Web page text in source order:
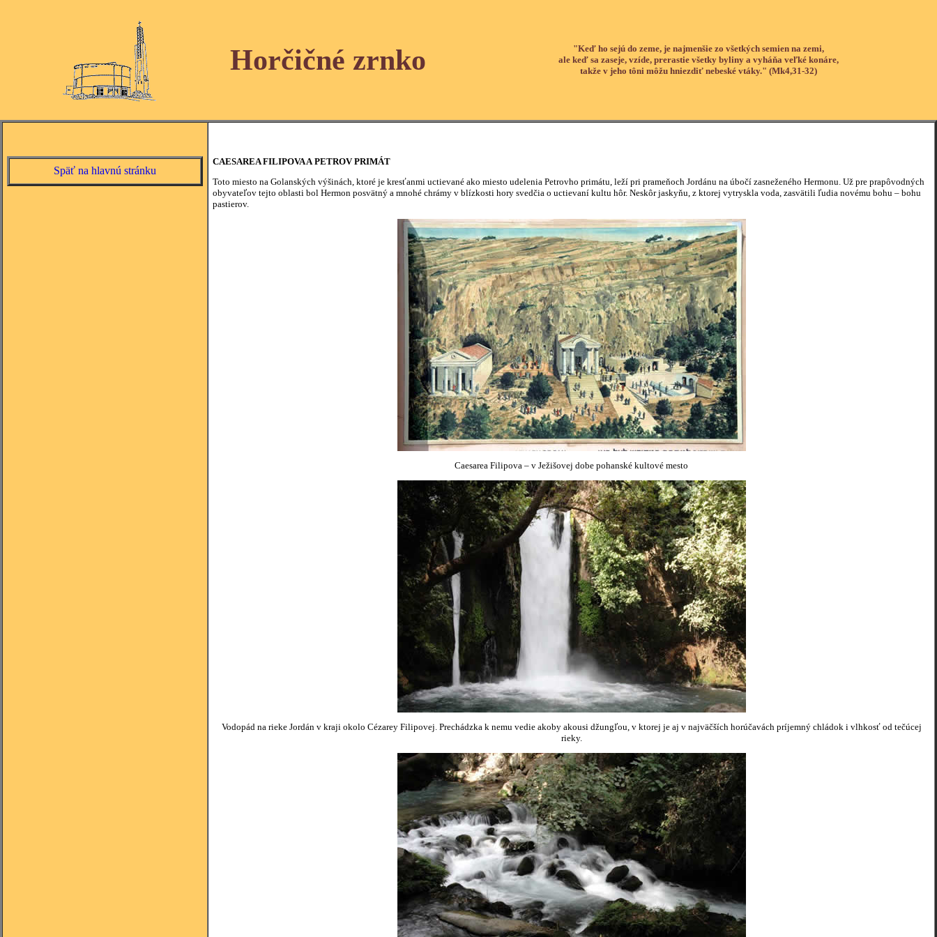
Horčičné zrnko
"Keď ho sejú do zeme, je najmenšie zo všetkých semien na zemi,
ale keď sa zaseje, vzíde, prerastie všetky byliny a vyháňa veľké konáre,
takže v jeho tôni môžu hniezdiť nebeské vtáky." (Mk4,31-32)
Späť na hlavnú stránku
CAESAREA FILIPOVA A PETROV PRIMÁT
Toto miesto na Golanských výšinách, ktoré je kresťanmi uctievané ako miesto udelenia Petrovho primátu, leží pri prameňoch Jordánu na úbočí zasneženého Hermonu. Už pre prapôvodných
obyvateľov tejto oblasti bol Hermon posvätný a mnohé chrámy v blízkosti hory svedčia o uctievaní kultu hôr. Neskôr jaskyňu, z ktorej vytryskla voda, zasvätili ľudia novému bohu – bohu
pastierov.
Caesarea Filipova – v Ježišovej dobe pohanské kultové mesto
Vodopád na rieke Jordán v kraji okolo Cézarey Filipovej. Prechádzka k nemu vedie akoby akousi džungľou, v ktorej je aj v najväčších horúčavách príjemný chládok i vlhkosť od tečúcej
rieky.